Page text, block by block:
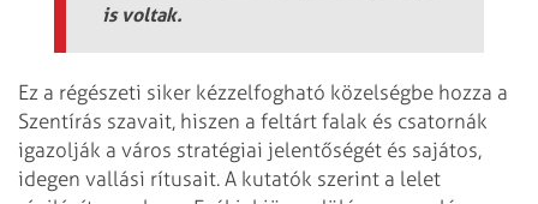
is voltak.
Ez a régészeti siker kézzelfogható közelségbe hozza a
Szentírás szavait, hiszen a feltárt falak és csatornák
igazolják a város stratégiai jelentőségét és sajátos,
idegen vallási rítusait. A kutatók szerint a lelet